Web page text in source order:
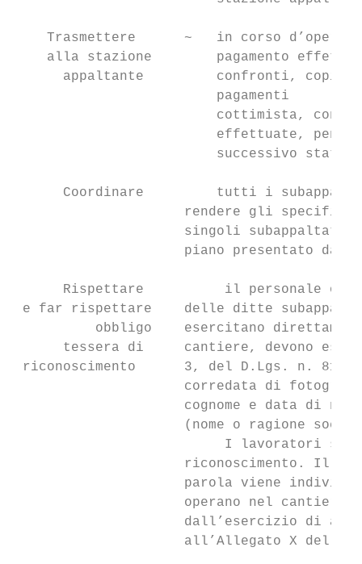
Trasmettere      ~   in corso
alla stazione        pagamento
appaltante         confronti, copia
pagamenti
cottimista, con
effettuate, pena
successivo stato
Coordinare         tutti i
rendere gli
singoli
piano presentato
Rispettare          il personale
e far rispettare    delle ditte
obbligo    esercitano
tessera di     cantiere, devono
riconoscimento      3, del D.Lgs. n. 81/
corredata di
cognome e data di
(nome o ragione
I lavoratori
riconoscimento. Il
parola viene
operano nel cantiere
dall’esercizio di
all’Allegato X del